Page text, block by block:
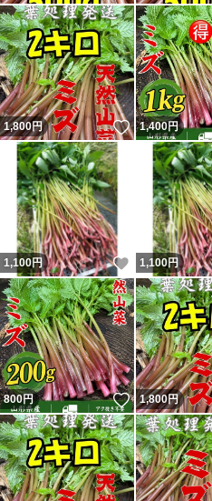
1,800円 いいね！
1,400円
1,100円 いいね！
1,100円
800円 いいね！
1,800円